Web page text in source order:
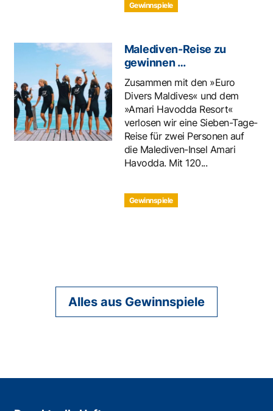
Gewinnspiele
Malediven-Reise zu
gewinnen …
Zusammen mit den »Euro
Divers Maldives« und dem
»Amari Havodda Resort«
verlosen wir eine Sieben-Tage-
Reise für zwei Personen auf
die Malediven-Insel Amari
Havodda. Mit 120...
Gewinnspiele
Alles aus Gewinnspiele